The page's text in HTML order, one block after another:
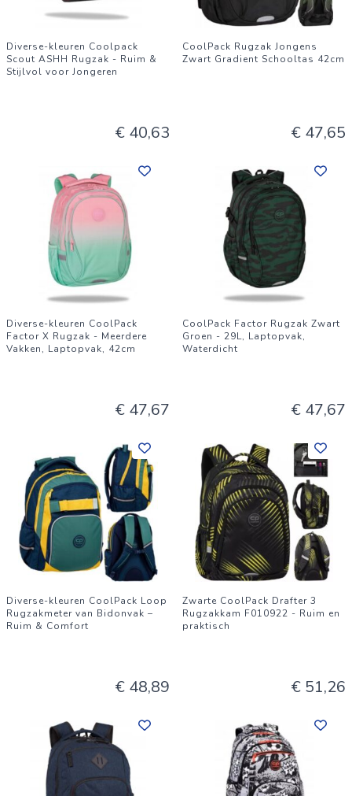
Diverse-kleuren Coolpack
Scout ASHH Rugzak - Ruim &
Stijlvol voor Jongeren
€ 40,63
CoolPack Rugzak Jongens
Zwart Gradient Schooltas 42cm
€ 47,65
Diverse-kleuren CoolPack
Factor X Rugzak - Meerdere
Vakken, Laptopvak, 42cm
€ 47,67
CoolPack Factor Rugzak Zwart
Groen - 29L, Laptopvak,
Waterdicht
€ 47,67
Diverse-kleuren CoolPack Loop
Rugzakmeter van Bidonvak –
Ruim & Comfort
€ 48,89
Zwarte CoolPack Drafter 3
Rugzakkam F010922 - Ruim en
praktisch
€ 51,26